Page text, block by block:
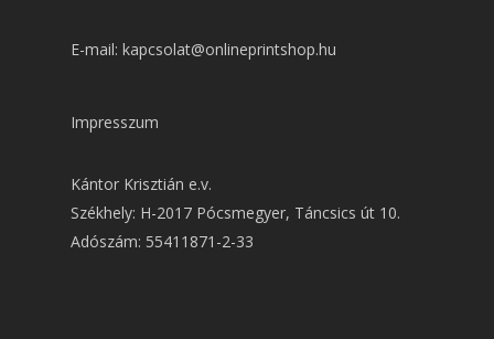
E-mail: kapcsolat@onlineprintshop.hu
Impresszum
Kántor Krisztián e.v.
Székhely: H-2017 Pócsmegyer, Táncsics út 10.
Adószám: 55411871-2-33